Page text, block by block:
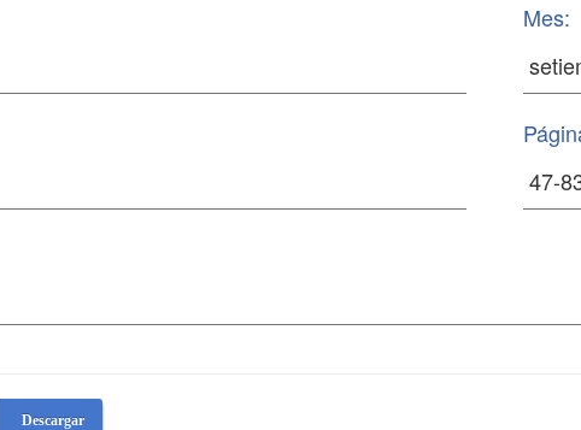
Mes:
Descargar